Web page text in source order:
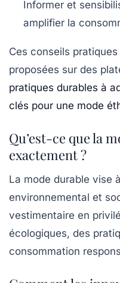
Informer et
amplifier la
Ces conseils
proposées sur des
pratiques durables à
clés pour une mode
Qu’est-ce que la
exactement ?
La mode durable vise
environnemental et
vestimentaire en
écologiques, des
consommation